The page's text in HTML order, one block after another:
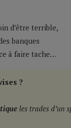
d’être terrible,
banques
à faire tache…
?
les trades d’un